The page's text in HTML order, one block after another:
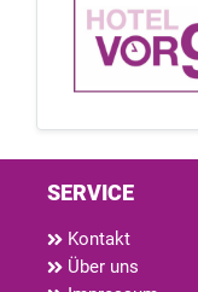
SERVICE
Kontakt
Über uns